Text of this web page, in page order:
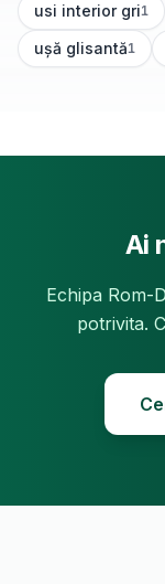
usi interior gri
(1articole) 1
ușă glisantă
(1articole) 1
Ai
Echipa Rom-
potrivita.